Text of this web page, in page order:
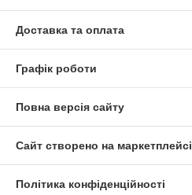
Доставка та оплата
Графік роботи
Повна версія сайту
Сайт створено на маркетплейсі
Політика конфіденційності